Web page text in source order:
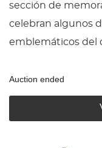
sección de
celebran algunos
emblemáticos del
Auction ended